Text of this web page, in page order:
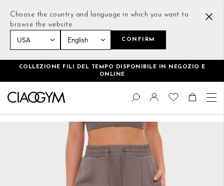
Choose the country and language in which you want to
browse the website
CONFIRM
COLLEZIONE FILI DEL TEMPO DISPONIBILE IN NEGOZIO E
ONLINE
Salta
contenuto
Cambia
Cerca